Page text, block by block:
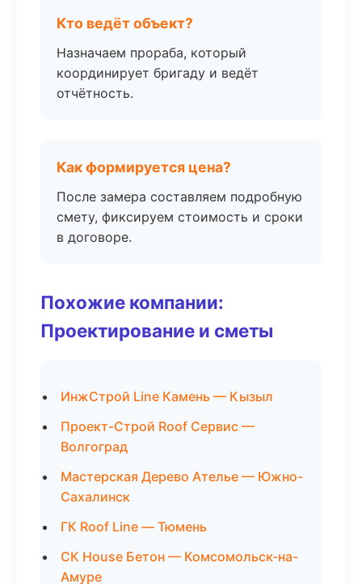
Кто ведёт объект?
Назначаем прораба, который
координирует бригаду и ведёт
отчётность.
Как формируется цена?
После замера составляем подробную
смету, фиксируем стоимость и сроки
в договоре.
Похожие компании:
Проектирование и сметы
ИнжСтрой Line Камень — Кызыл
Проект-Строй Roof Сервис —
Волгоград
Мастерская Дерево Ателье — Южно-
Сахалинск
ГК Roof Line — Тюмень
СК House Бетон — Комсомольск-на-
Амуре